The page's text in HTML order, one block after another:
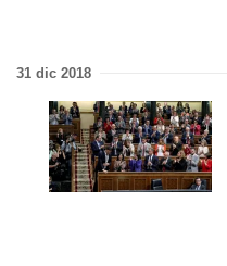
31 dic 2018